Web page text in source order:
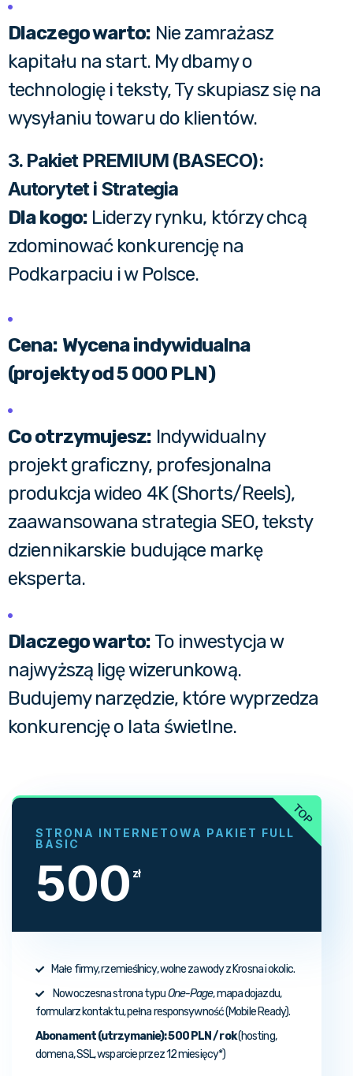
Dlaczego warto: Nie zamrażasz
kapitału na start. My dbamy o
technologię i teksty, Ty skupiasz się na
wysyłaniu towaru do klientów.
3. Pakiet PREMIUM (BASECO):
Autorytet i Strategia
Dla kogo:Liderzy rynku, którzy chcą
zdominować konkurencję na
Podkarpaciu i w Polsce.
Cena: Wycena indywidualna
(projekty od 5 000 PLN)
Co otrzymujesz: Indywidualny
projekt graficzny, profesjonalna
produkcja wideo 4K (Shorts/Reels),
zaawansowana strategia SEO, teksty
dziennikarskie budujące markę
eksperta.
Dlaczego warto: To inwestycja w
najwyższą ligę wizerunkową.
Budujemy narzędzie, które wyprzedza
konkurencję o lata świetlne.
STRONA INTERNETOWA PAKIET FULL
BASIC
500 zł
Małe firmy, rzemieślnicy, wolne zawody z Krosna i okolic.
Nowoczesna strona typuOne-Page, mapa dojazdu,
formularz kontaktu, pełna responsywność (Mobile Ready).
Abonament (utrzymanie):500 PLN / rok(hosting,
domena, SSL, wsparcie przez 12 miesięcy*)